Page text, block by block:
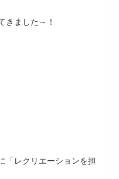
きました～！
「レクリエーションを担